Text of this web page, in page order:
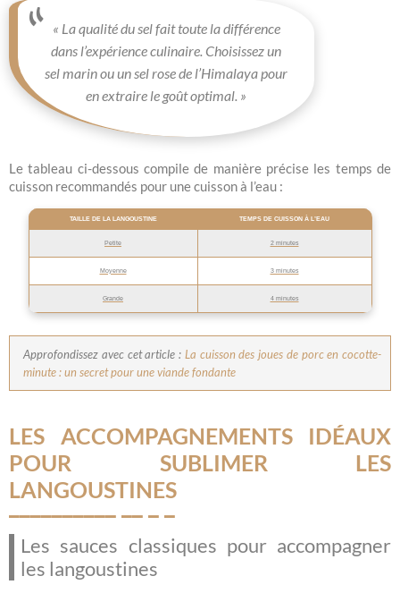
« La qualité du sel fait toute la différence
dans l’expérience culinaire. Choisissez un
sel marin ou un sel rose de l’Himalaya pour
en extraire le goût optimal. »
Le tableau ci-dessous compile de manière précise les temps de
cuisson recommandés pour une cuisson à l’eau :
TAILLE DE LA LANGOUSTINE TEMPS DE CUISSON À L’EAU
Petite 2 minutes
Moyenne 3 minutes
Grande 4 minutes
Approfondissez avec cet article : La cuisson des joues de porc en cocotte-
minute : un secret pour une viande fondante
LES ACCOMPAGNEMENTS IDÉAUX
POUR SUBLIMER LES
LANGOUSTINES
Les sauces classiques pour accompagner
les langoustines